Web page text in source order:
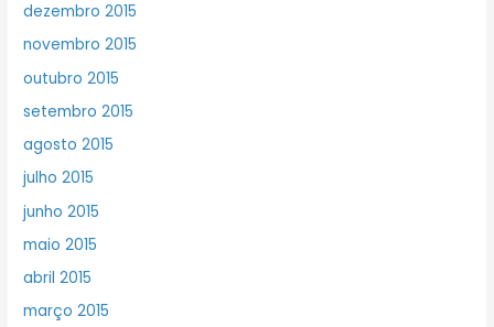
dezembro 2015
novembro 2015
outubro 2015
setembro 2015
agosto 2015
julho 2015
junho 2015
maio 2015
abril 2015
março 2015